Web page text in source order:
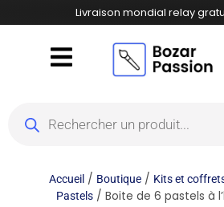
Livraison mondial relay
Accueil/ Boutique/ Kits et
Pastels/ Boite de 6 pastels à